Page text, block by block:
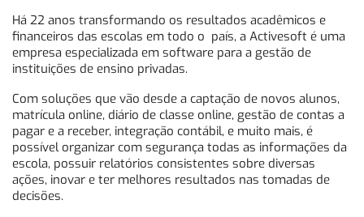
Há 22 anos transformando os resultados acadêmicos e
financeiros das escolas em todo o país, a Activesoft é uma
empresa especializada em software para a gestão de
instituições de ensino privadas.
Com soluções que vão desde a captação de novos alunos,
matrícula online, diário de classe online, gestão de contas a
pagar e a receber, integração contábil, e muito mais, é
possível organizar com segurança todas as informações da
escola, possuir relatórios consistentes sobre diversas
ações, inovar e ter melhores resultados nas tomadas de
decisões.